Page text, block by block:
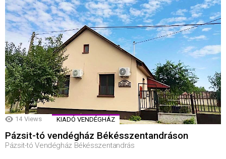
14 Views KIADÓ VENDÉGHÁZ
Pázsit-tó vendégház Békésszentandráson
Pázsit-tó Vendégház Békésszentandrás